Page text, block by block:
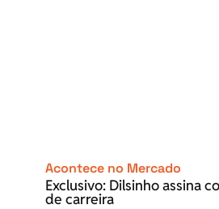
Acontece no Mercado
Exclusivo: Dilsinho assina
de carreira